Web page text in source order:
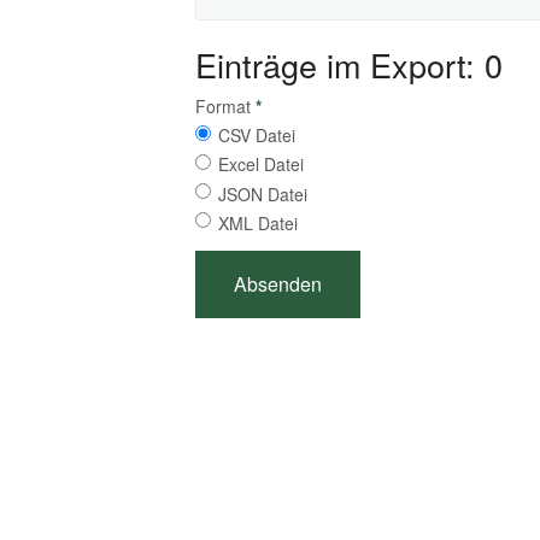
Einträge im Export: 0
Format *
CSV Datei
Excel Datei
JSON Datei
XML Datei